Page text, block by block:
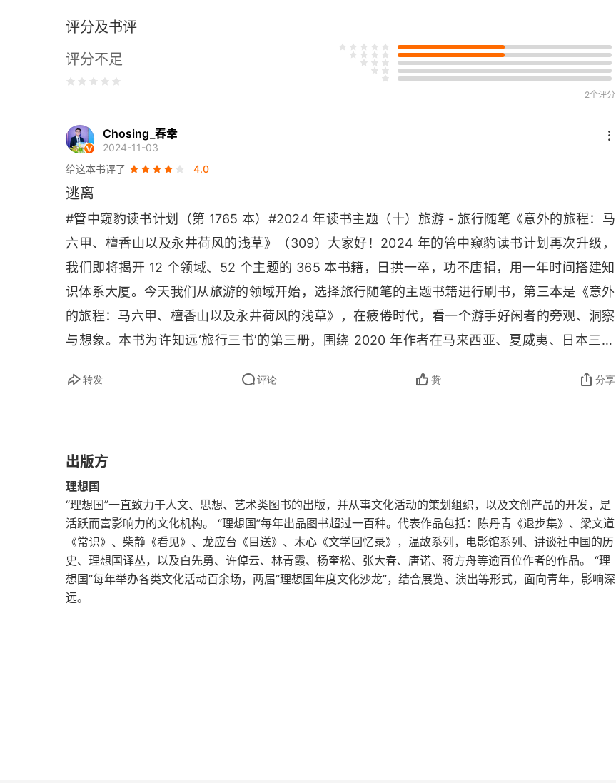
在夏威夷读永井荷风
鼠疫、维新与梁启超
特朗普国际饭店与三民主义
遥远的密谋者
鲸鱼、牛群与革命者
隐喻的阴影
重返日本
银座的北京话
姜尚中与石川啄木
暧昧的东京
难以理解的日本
过去还是未来？
评分及书评
评分不足
2个评分
Chosing_春幸
2024-11-03
给这本书评了
4.0
逃离
#管中窥豹读书计划（第 1765 本）#2024 年读书主题（十）旅游 - 旅行随笔《意外的旅程：马
六甲、檀香山以及永井荷风的浅草》（309）大家好！2024 年的管中窥豹读书计划再次升级，
我们即将揭开 12 个领域、52 个主题的 365 本书籍，日拱一卒，功不唐捐，用一年时间搭建知
识体系大厦。今天我们从旅游的领域开始，选择旅行随笔的主题书籍进行刷书，第三本是《意外
的旅程：马六甲、檀香山以及永井荷风的浅草》，在疲倦时代，看一个游手好闲者的旁观、洞察
与想象。本书为许知远‘旅行三书’的第三册，围绕 2020 年作者在马来西亚、夏威夷、日本三地
地在历史上对危机的应对方式，揭开其背后被遗忘的历史。2、精彩内容：①吉隆坡思考机场
的梦想，背包周游世界，住在陌生城市的小旅馆，结识各色陌生人，或许还会陷入短暂的爱情。
这一切似乎已经为时过晚，不过想一想，也有少许隐秘的欢乐。我忍不住浏览微信朋友圈，它是
一个截然不同的世界。你看到系统应对的迟钝、自媒体信息的碎片化，一种扑面而来的感觉是，
在应对一场危机时，我们很难分辨信息源是否可信，更失去了描述现实的能力。若你不能清晰地
描述、分析困境，又怎么能找到解决方案？将近十年，我们越来越生活在一种扭曲的语言中，专
业媒体缺失。当 “大象” 占据了主要空间时，人们就缩在一个娱乐与消费的狭小领域里狂欢，它
导致了思想与情绪的高度浅薄与轻浮化。吉隆坡的景观只是我内心感受的薄薄表层，我的头脑与
转发 评论 赞 分享
出版方
理想国
“理想国”一直致力于人文、思想、艺术类图书的出版，并从事文化活动的策划组织，以及文创产品的开发，是
活跃而富影响力的文化机构。 “理想国”每年出品图书超过一百种。代表作品包括：陈丹青《退步集》、梁文道
《常识》、柴静《看见》、龙应台《目送》、木心《文学回忆录》，温故系列，电影馆系列、讲谈社中国的历
史、理想国译丛，以及白先勇、许倬云、林青霞、杨奎松、张大春、唐诺、蒋方舟等逾百位作者的作品。 “理
想国”每年举办各类文化活动百余场，两届“理想国年度文化沙龙”，结合展览、演出等形式，面向青年，影响深
远。